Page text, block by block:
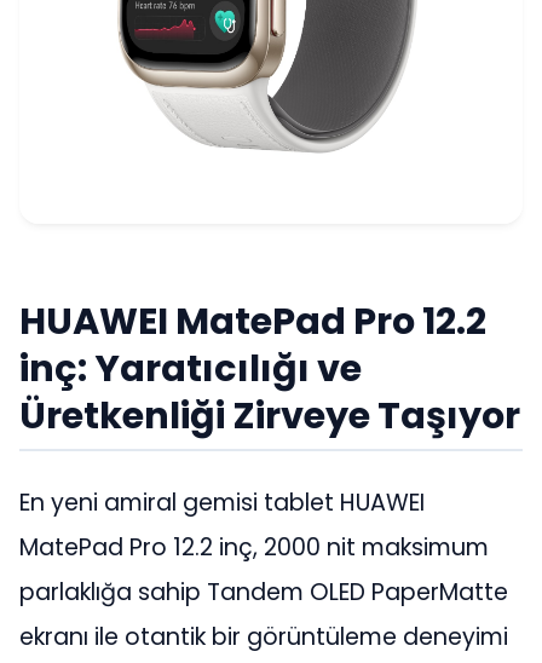
HUAWEI MatePad Pro 12.2
inç: Yaratıcılığı ve
Üretkenliği Zirveye Taşıyor
En yeni amiral gemisi tablet HUAWEI
MatePad Pro 12.2 inç, 2000 nit maksimum
parlaklığa sahip Tandem OLED PaperMatte
ekranı ile otantik bir görüntüleme deneyimi